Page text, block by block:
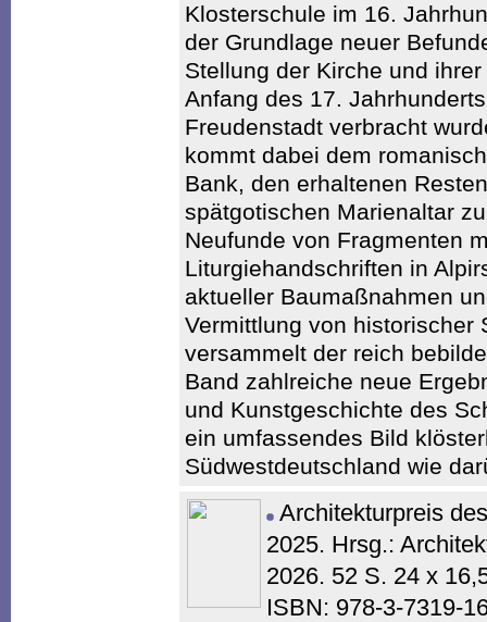
Klosterschule im 16.
der Grundlage neuer
Stellung der Kirche und
Anfang des 17.
Freudenstadt verbracht
kommt dabei dem
Bank, den erhaltenen
spätgotischen Marienaltar
Neufunde von Fragmenten
Liturgiehandschriften in
aktueller Baumaßnahmen
Vermittlung von historischer
versammelt der reich
Band zahlreiche neue
und Kunstgeschichte des
ein umfassendes Bild
Südwestdeutschland wie
Architekturpreis
2025. Hrsg.:
2026. 52 S. 24 x
ISBN: 978-3-7319-